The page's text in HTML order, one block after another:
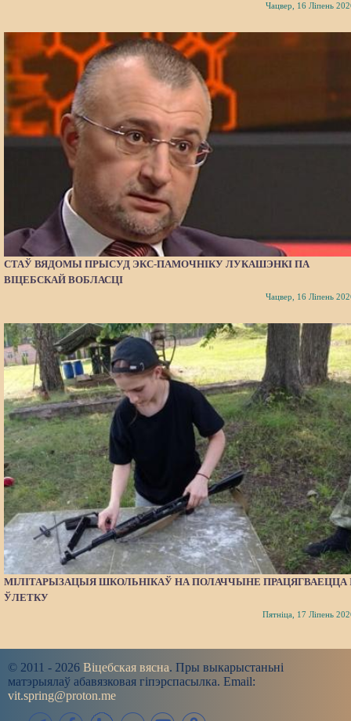
Чацвер, 16 Ліпень
СТАЎ ВЯДОМЫ ПРЫСУД ЭКС-ПАМОЧНІКУ ЛУКАШЭНКІ ПА
ВІЦЕБСКАЙ ВОБЛАСЦІ
Чацвер, 16 Ліпень
МІЛІТАРЫЗАЦЫЯ ШКОЛЬНІКАЎ НА ПОЛАЧЧЫНЕ ПРАЦЯГВАЕЦЦА
ЎЛЕТКУ
Пятніца, 17 Ліпень
© 2011 - 2026 Віцебская вясна. Пры выкарыстаньні
матэрыялаў абавязковая гіпэрспасылка. Email:
vit.spring@proton.me